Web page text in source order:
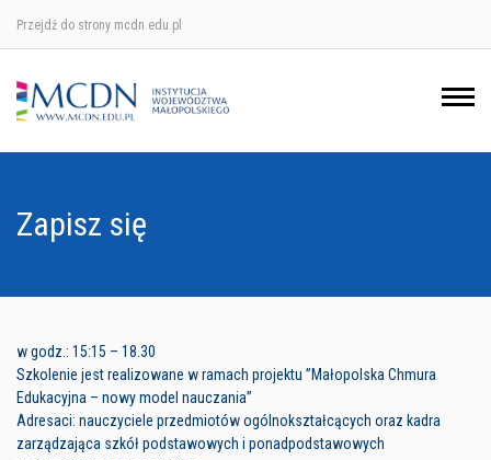
Przejdź do strony mcdn.edu.pl
Zapisz się
w godz.: 15:15 – 18.30
Szkolenie jest realizowane w ramach projektu ”Małopolska Chmura
Edukacyjna – nowy model nauczania”
Adresaci: nauczyciele przedmiotów ogólnokształcących oraz kadra
zarządzająca szkół podstawowych i ponadpodstawowych
Ośrodek w Krakowie
Ośrodek w Nowym Sączu
Ośrodek w Tarnowie